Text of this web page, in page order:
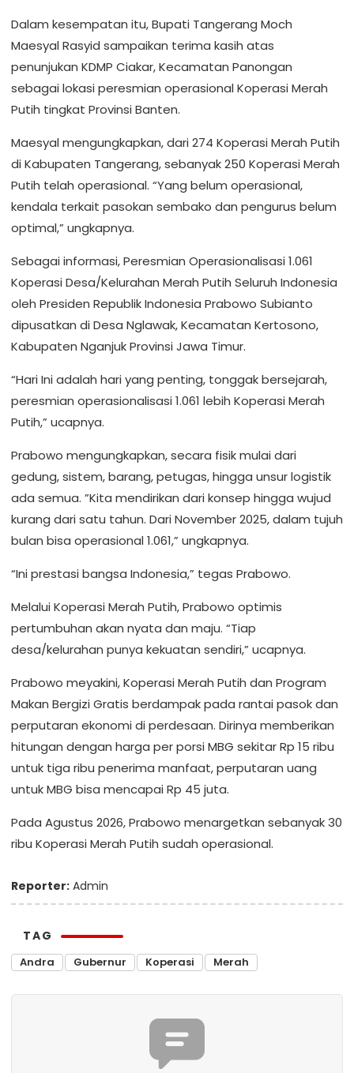
Dalam kesempatan itu, Bupati Tangerang Moch
Maesyal Rasyid sampaikan terima kasih atas
penunjukan KDMP Ciakar, Kecamatan Panongan
sebagai lokasi peresmian operasional Koperasi Merah
Putih tingkat Provinsi Banten.
Maesyal mengungkapkan, dari 274 Koperasi Merah Putih
di Kabupaten Tangerang, sebanyak 250 Koperasi Merah
Putih telah operasional. “Yang belum operasional,
kendala terkait pasokan sembako dan pengurus belum
optimal,” ungkapnya.
Sebagai informasi, Peresmian Operasionalisasi 1.061
Koperasi Desa/Kelurahan Merah Putih Seluruh Indonesia
oleh Presiden Republik Indonesia Prabowo Subianto
dipusatkan di Desa Nglawak, Kecamatan Kertosono,
Kabupaten Nganjuk Provinsi Jawa Timur.
“Hari Ini adalah hari yang penting, tonggak bersejarah,
peresmian operasionalisasi 1.061 lebih Koperasi Merah
Putih,” ucapnya.
Prabowo mengungkapkan, secara fisik mulai dari
gedung, sistem, barang, petugas, hingga unsur logistik
ada semua. ”Kita mendirikan dari konsep hingga wujud
kurang dari satu tahun. Dari November 2025, dalam tujuh
bulan bisa operasional 1.061,” ungkapnya.
“Ini prestasi bangsa Indonesia,” tegas Prabowo.
Melalui Koperasi Merah Putih, Prabowo optimis
pertumbuhan akan nyata dan maju. “Tiap
desa/kelurahan punya kekuatan sendiri,” ucapnya.
Prabowo meyakini, Koperasi Merah Putih dan Program
Makan Bergizi Gratis berdampak pada rantai pasok dan
perputaran ekonomi di perdesaan. Dirinya memberikan
hitungan dengan harga per porsi MBG sekitar Rp 15 ribu
untuk tiga ribu penerima manfaat, perputaran uang
untuk MBG bisa mencapai Rp 45 juta.
Pada Agustus 2026, Prabowo menargetkan sebanyak 30
ribu Koperasi Merah Putih sudah operasional.
Reporter: Admin
TAG
Andra Gubernur Koperasi Merah